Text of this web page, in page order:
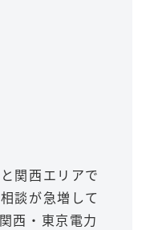
関西エリアで
談が急増して
西・東京電力